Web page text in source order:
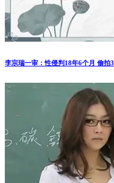
李宗瑞一审：性侵判18年6个月 偷拍